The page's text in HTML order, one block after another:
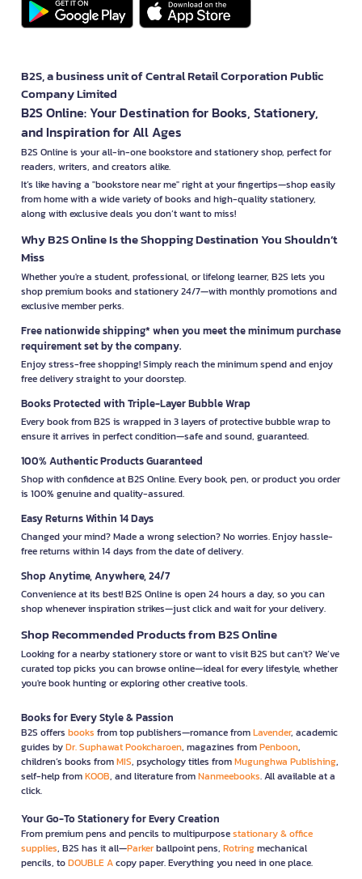
B2S, a business unit of Central Retail Corporation Public
Company Limited
B2S Online: Your Destination for Books, Stationery,
and Inspiration for All Ages
B2S Online is your all-in-one bookstore and stationery shop, perfect for
readers, writers, and creators alike.
It’s like having a "bookstore near me" right at your fingertips—shop easily
from home with a wide variety of books and high-quality stationery,
along with exclusive deals you don’t want to miss!
Why B2S Online Is the Shopping Destination You Shouldn’t
Miss
Whether you're a student, professional, or lifelong learner, B2S lets you
shop premium books and stationery 24/7—with monthly promotions and
exclusive member perks.
Free nationwide shipping* when you meet the minimum purchase
requirement set by the company.
Enjoy stress-free shopping! Simply reach the minimum spend and enjoy
free delivery straight to your doorstep.
Books Protected with Triple-Layer Bubble Wrap
Every book from B2S is wrapped in 3 layers of protective bubble wrap to
ensure it arrives in perfect condition—safe and sound, guaranteed.
100% Authentic Products Guaranteed
Shop with confidence at B2S Online. Every book, pen, or product you order
is 100% genuine and quality-assured.
Easy Returns Within 14 Days
Changed your mind? Made a wrong selection? No worries. Enjoy hassle-
free returns within 14 days from the date of delivery.
Shop Anytime, Anywhere, 24/7
Convenience at its best! B2S Online is open 24 hours a day, so you can
shop whenever inspiration strikes—just click and wait for your delivery.
Shop Recommended Products from B2S Online
Looking for a nearby stationery store or want to visit B2S but can't? We’ve
curated top picks you can browse online—ideal for every lifestyle, whether
you're book hunting or exploring other creative tools.
Books for Every Style & Passion
B2S offers books from top publishers—romance fromLavender, academic
guides byDr. Suphawat Pookcharoen, magazines fromPenboon,
children’s books fromMIS, psychology titles fromMugunghwa Publishing,
self-help fromKOOB, and literature fromNanmeebooks. All available at a
click.
Your Go-To Stationery for Every Creation
From premium pens and pencils to multipurposestationary & office
supplies, B2S has it all—Parkerballpoint pens, Rotringmechanical
pencils, toDOUBLE Acopy paper. Everything you need in one place.